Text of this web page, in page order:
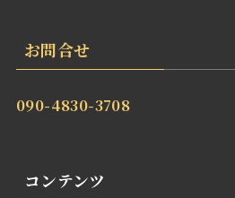
お問合せ
090-4830-3708
コンテンツ